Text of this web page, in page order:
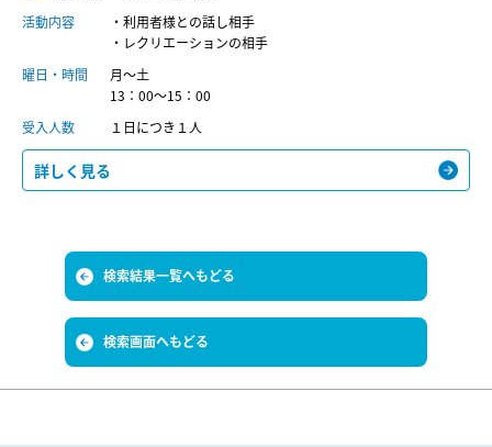
活動内容
・利用者様との話し相手
・レクリエーションの相手
曜日・時間
月～土
13：00～15：00
受入人数
１日につき１人
詳しく見る
検索結果一覧へもどる
検索画面へもどる